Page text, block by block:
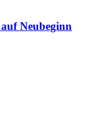
Neubeginn